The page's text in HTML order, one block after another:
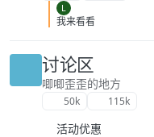
L
我来看看
讨论区
唧唧歪歪的地方
50k 115k
活动优惠